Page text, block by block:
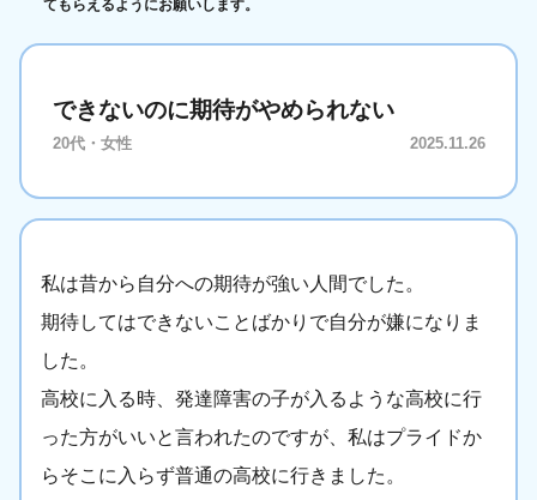
てもらえるようにお願いします。
できないのに期待がやめられない
20代・女性 2025.11.26
私は昔から自分への期待が強い人間でした。
期待してはできないことばかりで自分が嫌になりま
した。
高校に入る時、発達障害の子が入るような高校に行
った方がいいと言われたのですが、私はプライドか
らそこに入らず普通の高校に行きました。